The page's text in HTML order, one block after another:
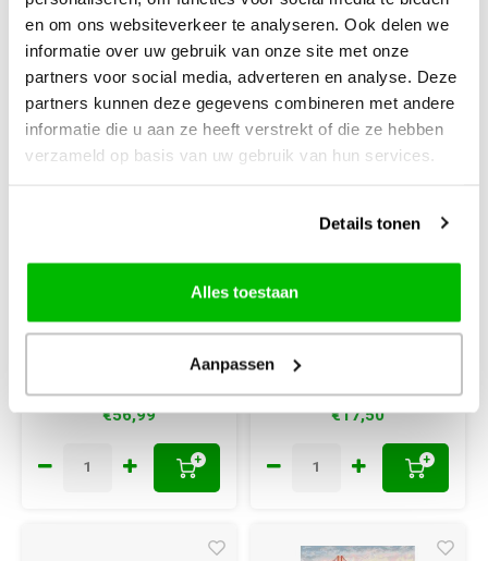
en om ons websiteverkeer te analyseren. Ook delen we
informatie over uw gebruik van onze site met onze
partners voor social media, adverteren en analyse. Deze
partners kunnen deze gegevens combineren met andere
informatie die u aan ze heeft verstrekt of die ze hebben
verzameld op basis van uw gebruik van hun services.
Details tonen
Alles toestaan
Aanpassen
ca. 47.5 x 32 cm
€56,99
+
Luca S
Olifantjes B1184
Kruissteek met telpatroon
€17,50
+